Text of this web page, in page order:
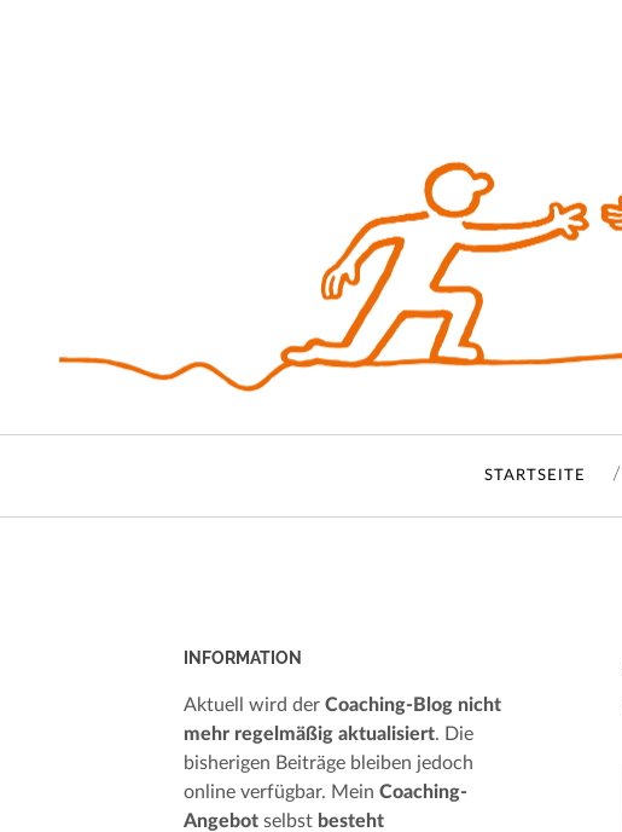
STARTSEITE
INFORMATION
Aktuell wird der Coaching-Blog nicht
mehr regelmäßig aktualisiert. Die
bisherigen Beiträge bleiben jedoch
online verfügbar. Mein Coaching-
Angebot selbst besteht